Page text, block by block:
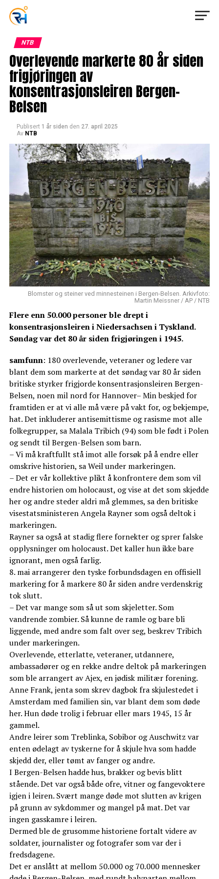
NTB
Overlevende markerte 80 år siden
frigjøringen av
konsentrasjonsleiren Bergen-
Belsen
Publisert 1 år siden den 27. april 2025
Av NTB
Blomster og steiner ved minnesteinen i Bergen-Belsen. Arkivfoto:
Martin Meissner / AP / NTB
Flere enn 50.000 personer ble drept i
konsentrasjonsleiren i Niedersachsen i Tyskland.
Søndag var det 80 år siden frigjøringen i 1945.
samfunn: 180 overlevende, veteraner og ledere var
blant dem som markerte at det søndag var 80 år siden
britiske styrker frigjorde konsentrasjonsleiren Bergen-
Belsen, noen mil nord for Hannover– Min beskjed for
framtiden er at vi alle må være på vakt for, og bekjempe,
hat. Det inkluderer antisemittisme og rasisme mot alle
folkegrupper, sa Malala Tribich (94) som ble født i Polen
og sendt til Bergen-Belsen som barn.
– Vi må kraftfullt stå imot alle forsøk på å endre eller
omskrive historien, sa Weil under markeringen.
– Det er vår kollektive plikt å konfrontere dem som vil
endre historien om holocaust, og vise at det som skjedde
her og andre steder aldri må glemmes, sa den britiske
visestatsministeren Angela Rayner som også deltok i
markeringen.
Rayner sa også at stadig flere fornekter og sprer falske
opplysninger om holocaust. Det kaller hun ikke bare
ignorant, men også farlig.
8. mai arrangerer den tyske forbundsdagen en offisiell
markering for å markere 80 år siden andre verdenskrig
tok slutt.
– Det var mange som så ut som skjeletter. Som
vandrende zombier. Så kunne de ramle og bare bli
liggende, med andre som falt over seg, beskrev Tribich
under markeringen.
Overlevende, etterlatte, veteraner, utdannere,
ambassadører og en rekke andre deltok på markeringen
som ble arrangert av Ajex, en jødisk militær forening.
Anne Frank, jenta som skrev dagbok fra skjulestedet i
Amsterdam med familien sin, var blant dem som døde
her. Hun døde trolig i februar eller mars 1945, 15 år
gammel.
Andre leirer som Treblinka, Sobibor og Auschwitz var
enten ødelagt av tyskerne for å skjule hva som hadde
skjedd der, eller tømt av fanger og andre.
I Bergen-Belsen hadde hus, brakker og bevis blitt
stående. Det var også både ofre, vitner og fangevoktere
igjen i leiren. Svært mange døde mot slutten av krigen
på grunn av sykdommer og mangel på mat. Det var
ingen gasskamre i leiren.
Dermed ble de grusomme historiene fortalt videre av
soldater, journalister og fotografer som var der i
fredsdagene.
Det er anslått at mellom 50.000 og 70.000 mennesker